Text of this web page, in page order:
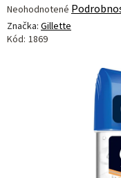
Priemerné
hodnotenie
produktu
Neohodnotené
Značka: Gillette
Kód: 1869